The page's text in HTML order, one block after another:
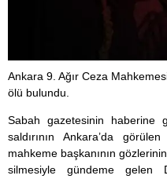
Ankara 9. Ağır Ceza
ölü bulundu.
Sabah gazetesinin haberine
saldırının Ankara’da
mahkeme başkanının
silmesiyle gündeme gelen